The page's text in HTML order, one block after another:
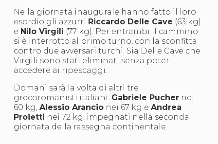
S'istrumpa
News
Calendario Attività
Difesa Personale MGA
La disciplina
News
Merchandising
Mappa del sito
Cerca
Contatti
News
Cookies Accept
Newsletter
Catalogo formativo
Nella giornata inaugurale hanno fatto il loro
esordio gli azzurri Riccardo Delle Cave (63 kg)
e Nilo Virgili (77 kg). Per entrambi il cammino
si è interrotto al primo turno, con la sconfitta
contro due avversari turchi. Sia Delle Cave che
Virgili sono stati eliminati senza poter
accedere ai ripescaggi.
Domani sarà la volta di altri tre
grecoromanisti italiani: Gabriele Pucher nei
60 kg,Alessio Arancio nei 67 kg eAndrea
Proietti nei 72 kg, impegnati nella seconda
giornata della rassegna continentale.